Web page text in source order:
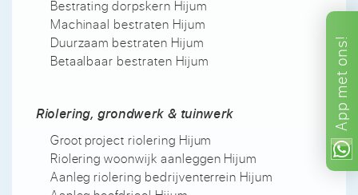
App
met
ons!
Bestrating dorpskern Hijum
Machinaal bestraten Hijum
Duurzaam bestraten Hijum
Betaalbaar bestraten Hijum
Riolering, grondwerk & tuinwerk
Groot project riolering Hijum
Riolering woonwijk aanleggen Hijum
Aanleg riolering bedrijventerrein Hijum